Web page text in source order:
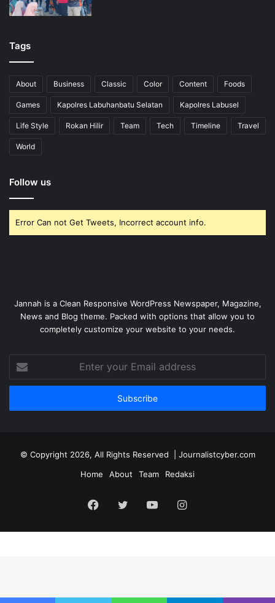
Tags
About Business Classic Color Content Foods
Games Kapolres Labuhanbatu Selatan Kapolres Labusel
Life Style Rokan Hilir Team Tech Timeline Travel
World
Follow us
Error Can not Get Tweets, Incorrect account info.
Jannah is a Clean Responsive WordPress Newspaper, Magazine,
News and Blog theme. Packed with options that allow you to
completely customize your website to your needs.
your
Email
© Copyright 2026, All Rights Reserved | Journalistcyber.com
Home
About Team Redaksi
Facebook
TwitterYouTubeInstagram